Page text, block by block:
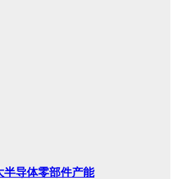
半导体零部件产能